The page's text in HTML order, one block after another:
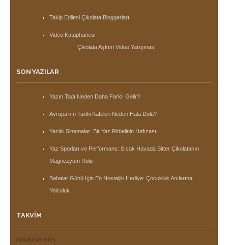
Takip Edilesi Çikolata Bloggerları
Video Kütüphanesi
Çikolata Aşkım Video Yarışması
SON YAZILAR
Yazın Tadı Neden Daha Farklı Gelir?
Avrupa’nın Tarihi Kafeleri Neden Hala Dolu?
Yazlık Sinemalar: Bir Yaz Ritüelinin Hafızası
Yaz Sporları ve Performans: Sıcak Havada Bitter Çikolatanın
Magnezyum Rolü
Babalar Günü İçin En Nostaljik Hediye: Çocukluk Anılarına
Yolculuk
TAKVIM
AĞUSTOS 2025